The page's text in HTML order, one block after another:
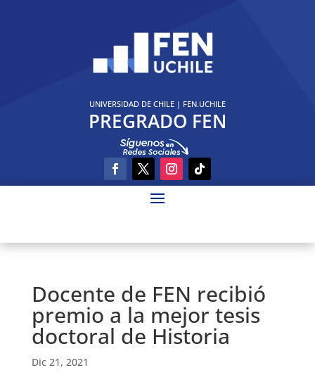
UNIVERSIDAD DE CHILE| FEN.UCHILE
PREGRADO FEN
Docente de FEN recibió
premio a la mejor tesis
doctoral de Historia
Dic 21, 2021